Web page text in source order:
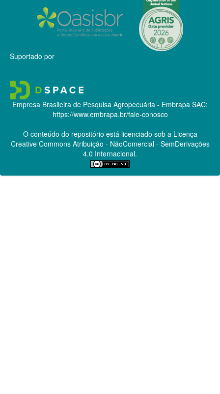
Suportado por
Empresa Brasileira de Pesquisa Agropecuária - Embrapa SAC:
https://www.embrapa.br/fale-conosco
O conteúdo do repositório está licenciado sob a Licença
Creative CommonsAtribuição - NãoComercial - SemDerivações
4.0 Internacional.